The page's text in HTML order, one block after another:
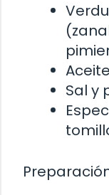
Sal y